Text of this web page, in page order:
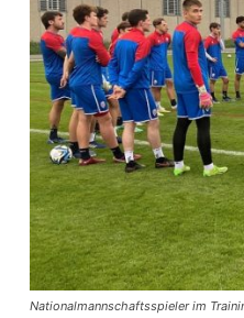
Nationalmannschaftsspieler im